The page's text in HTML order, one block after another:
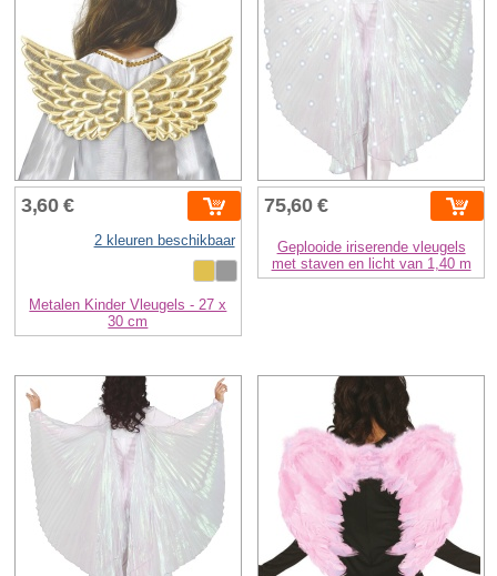
3,60 €
2 kleuren beschikbaar
Metalen Kinder Vleugels - 27 x
30 cm
75,60 €
Geplooide iriserende vleugels
met staven en licht van 1,40 m